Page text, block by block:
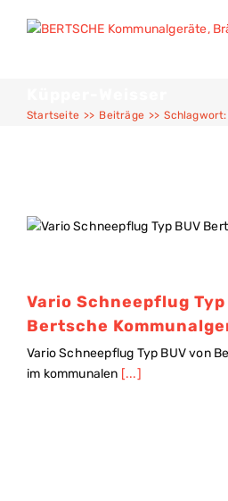
Startseite >> Beiträge >> Schlagwort:
Vario Schneepflug Typ
Bertsche
Vario Schneepflug Typ BUV von
im kommunalen [...]